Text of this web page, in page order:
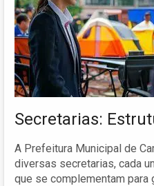
Secretarias:
A Prefeitura Municipal de
diversas secretarias, cada
que se complementam para